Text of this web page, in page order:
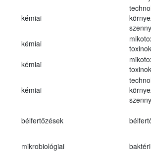
kémiai
kémiai
toxinok
kémiai
toxinok
kémiai
bélfertőzések
mikrobiológiai